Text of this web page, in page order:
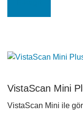
VistaScan Mini
VistaScan Mini ile